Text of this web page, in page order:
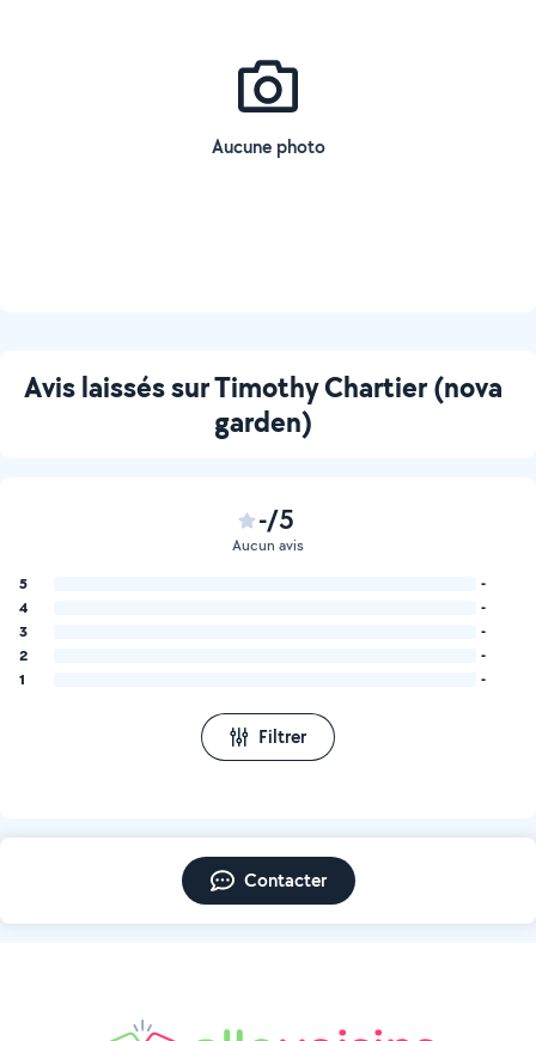
Aucune photo
Avis laissés sur Timothy Chartier (nova
garden)
-/5
Aucun avis
5
-
4
-
3
-
2
-
1
-
Filtrer
Contacter